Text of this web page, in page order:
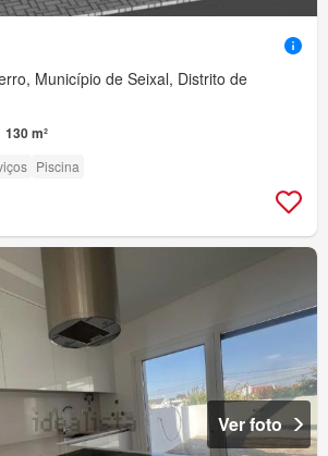
Município de Seixal, Distrito de
130 m²
Piscina
Ver foto